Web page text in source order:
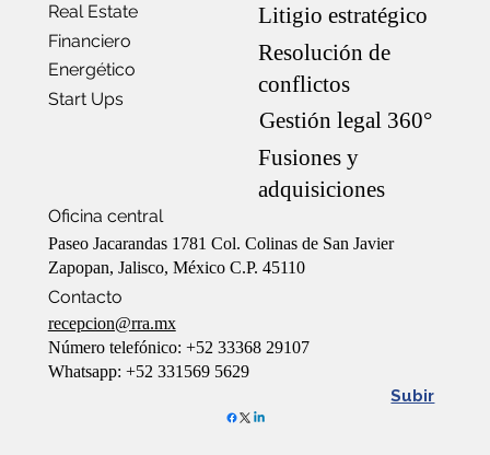
Real Estate
Financiero
Energético
Start Ups
Litigio estratégico
Resolución de
conflictos
Gestión legal 360°
Fusiones y
adquisiciones
Oficina central
Paseo Jacarandas 1781 Col. Colinas de San Javier
Zapopan, Jalisco, México C.P. 45110
Contacto
recepcion@rra.mx
Número telefónico: +52 33368 29107
Whatsapp: +52 331569 5629
Subir